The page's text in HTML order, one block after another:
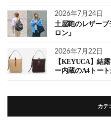
2026年7月24日
土屋鞄のレザーブ
ロン」
2026年7月22日
【KEYUCA】結
ー内蔵のA4トー
カテ